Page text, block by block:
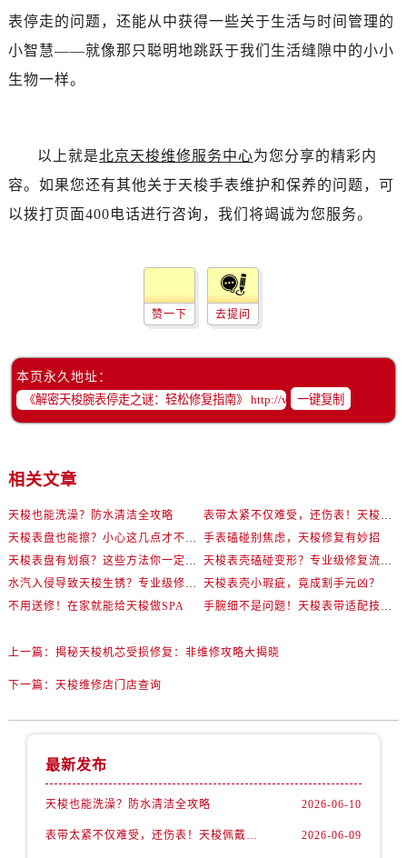
表停走的问题，还能从中获得一些关于生活与时间管理的
小智慧——就像那只聪明地跳跃于我们生活缝隙中的小小
生物一样。
以上就是北京天梭维修服务中心为您分享的精彩内
容。如果您还有其他关于天梭手表维护和保养的问题，可
以拨打页面400电话进行咨询，我们将竭诚为您服务。
赞一下 去提问
本页永久地址：
一键复制
相关文章
天梭也能洗澡？防水清洁全攻略
手表磕碰别焦虑，天梭修复有妙招
天梭表壳小瑕疵，竟成割手元凶？
不用送修！在家就能给天梭做SPA
上一篇： 揭秘天梭机芯受损修复：非维修攻略大揭晓
下一篇： 天梭维修店门店查询
最新发布
天梭也能洗澡？防水清洁全攻略 2026-06-10
2026-06-09